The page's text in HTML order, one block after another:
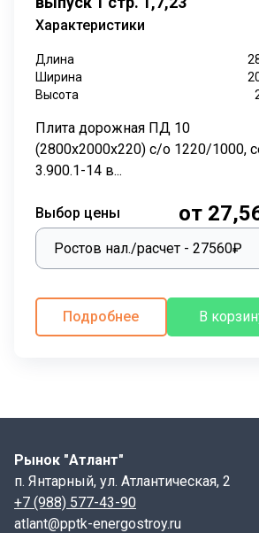
ось.
Материал:
класса В30.
Арматура:
стальная
А-II.
Покрытие:рифленая
обеспечивающая хорошее
транспортных средств.
плита дорожная 1П 30-
10 согласноГОСТ 21924.2-84
П – плита прямоугольная;
дорог (определяют
Далее цифры – размерная
Монтаж:
Плиты дорожные 1П30.18-10
укладываются на подготовленное
Характеристики
Длина
Ширина
Высота
Плита дорожная ПД 10
(2800х2000х220) с/о 1220/1000,
3.900.1-14 в...
Выбор цены от
Подробнее В
Рынок "Атлант"
п. Янтарный, ул. Атлантическая, 2
+7 (988) 577-43-90
atlant@pptk-energostroy.ru